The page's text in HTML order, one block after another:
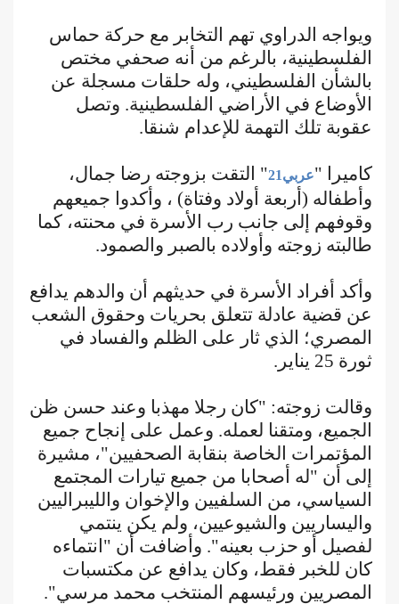
ويواجه الدراوي تهم التخابر مع حركة حماس
الفلسطينية، بالرغم من أنه صحفي مختص
بالشأن الفلسطيني، وله حلقات مسجلة عن
الأوضاع في الأراضي الفلسطينية. وتصل
عقوبة تلك التهمة للإعدام شنقا.
كاميرا "عربي21
" التقت بزوجته رضا جمال،
وأطفاله (أربعة أولاد وفتاة) ، وأكدوا جميعهم
وقوفهم إلى جانب رب الأسرة في محنته، كما
طالبته زوجته وأولاده بالصبر والصمود.
وأكد أفراد الأسرة في حديثهم أن والدهم يدافع
عن قضية عادلة تتعلق بحريات وحقوق الشعب
المصري؛ الذي ثار على الظلم والفساد في
ثورة 25 يناير.
وقالت زوجته: "كان رجلا مهذبا وعند حسن ظن
الجميع، ومتقنا لعمله. وعمل على إنجاح جميع
المؤتمرات الخاصة بنقابة الصحفيين"، مشيرة
إلى أن "له أصحابا من جميع تيارات المجتمع
السياسي، من السلفيين والإخوان والليبراليين
واليساريين والشيوعيين، ولم يكن ينتمي
لفصيل أو حزب بعينه". وأضافت أن "انتماءه
كان للخبر فقط، وكان يدافع عن مكتسبات
المصريين ورئيسهم المنتخب محمد مرسي".